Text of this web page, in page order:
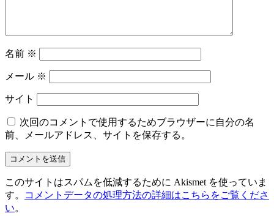
名前 ※
メール ※
サイト
次回のコメントで使用するためブラウザーに自分の名
前、メールアドレス、サイトを保存する。
このサイトはスパムを低減するために Akismet を使っていま
す。
コメントデータの処理方法の詳細はこちらをご覧くださ
い。